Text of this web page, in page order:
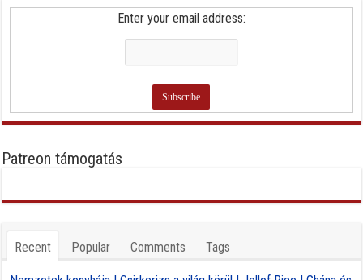
Enter your email address:
Patreon támogatás
Recent Popular Comments Tags